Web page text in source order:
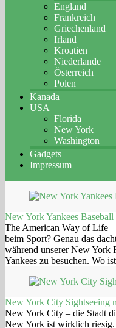
England
Frankreich
Griechenland
Irland
Kroatien
Niederlande
Österreich
Polen
Kanada
USA
Florida
New York
Washington
Gadgets
Impressum
New York Yankees Baseball
The American Way of Life
beim Sport? Genau das
während unserer New York
Yankees zu besuchen. Wo
New York City Sightseeing
New York City – die Stadt
New York ist wirklich riesig.